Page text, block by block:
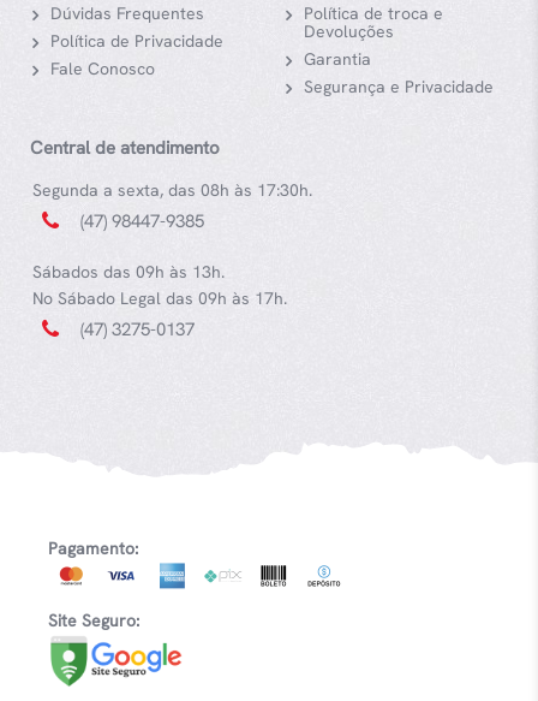
Dúvidas Frequentes
Política de Privacidade
Fale Conosco
Política de troca e
Devoluções
Garantia
Segurança e Privacidade
Central de atendimento
Segunda a sexta, das 08h às 17:30h.
(47) 98447-9385
Sábados das 09h às 13h.
No Sábado Legal das 09h às 17h.
(47) 3275-0137
Pagamento:
Site Seguro: